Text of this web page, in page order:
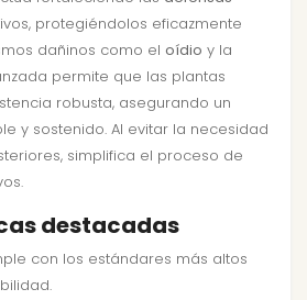
protegiéndolos eficazmente
dañinos como el oídio y la
permite que las plantas
robusta, asegurando un
y sostenido. Al evitar la necesidad
simplifica el proceso de
destacadas
con los estándares más altos